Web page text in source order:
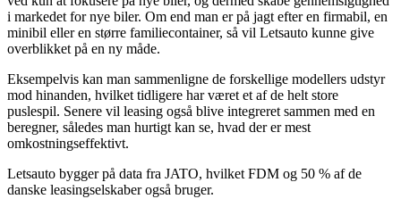
i markedet for nye biler. Om end man er på jagt efter en firmabil, en
minibil eller en større familiecontainer, så vil Letsauto kunne give
overblikket på en ny måde.
Eksempelvis kan man sammenligne de forskellige modellers udstyr
mod hinanden, hvilket tidligere har været et af de helt store
puslespil. Senere vil leasing også blive integreret sammen med en
beregner, således man hurtigt kan se, hvad der er mest
omkostningseffektivt.
Letsauto bygger på data fra JATO, hvilket FDM og 50 % af de
danske leasingselskaber også bruger.